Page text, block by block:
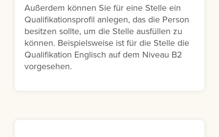
Außerdem können Sie für eine Stelle ein
Qualifikationsprofil anlegen, das die Person
besitzen sollte, um die Stelle ausfüllen zu
können. Beispielsweise ist für die Stelle die
Qualifikation Englisch auf dem Niveau B2
vorgesehen.